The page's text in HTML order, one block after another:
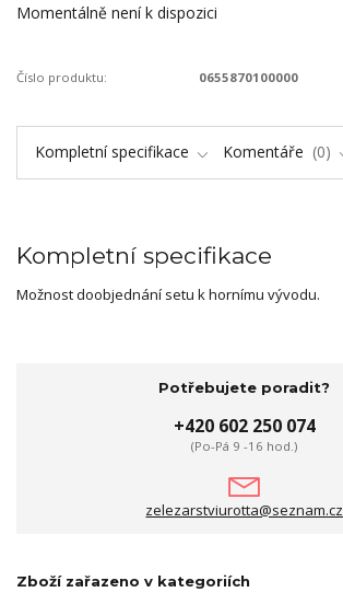
Momentálně není k dispozici
Číslo produktu: 0655870100000
Kompletní specifikace Komentáře 0
Kompletní specifikace
Možnost doobjednání setu k hornímu vývodu.
Potřebujete poradit?
+420 602 250 074
(Po-Pá 9 -16 hod.)
zelezarstviurotta@seznam.cz
Zboží zařazeno v kategoriích